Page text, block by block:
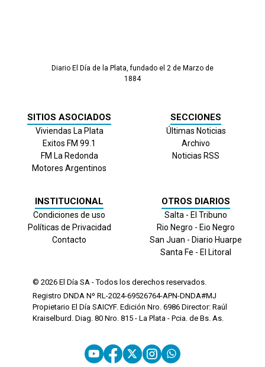
Diario El Día de la Plata, fundado el 2 de Marzo de
1884
SITIOS ASOCIADOS
Viviendas La Plata
Exitos FM 99.1
FM La Redonda
Motores Argentinos
SECCIONES
Últimas Noticias
Archivo
Noticias RSS
INSTITUCIONAL
Condiciones de uso
Políticas de Privacidad
Contacto
OTROS DIARIOS
Salta - El Tribuno
Rio Negro - Eio Negro
San Juan - Diario Huarpe
Santa Fe - El Litoral
© 2026 El Día SA - Todos los derechos reservados.
Registro DNDA Nº RL-2024-69526764-APN-DNDA#MJ
Propietario El Día SAICYF. Edición Nro. 6986 Director: Raúl
Kraiselburd. Diag. 80 Nro. 815 - La Plata - Pcia. de Bs. As.